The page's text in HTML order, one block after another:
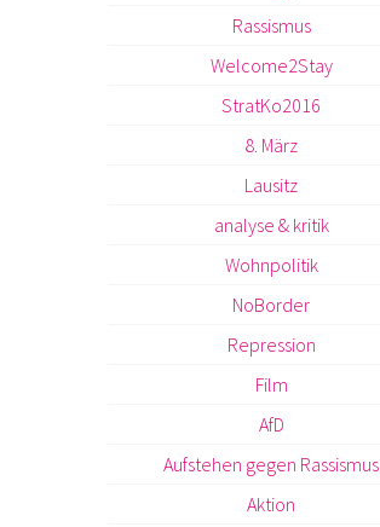
Rassismus
Welcome2Stay
StratKo2016
8. März
Lausitz
analyse & kritik
Wohnpolitik
NoBorder
Repression
Film
AfD
Aufstehen gegen Rassismus
Aktion